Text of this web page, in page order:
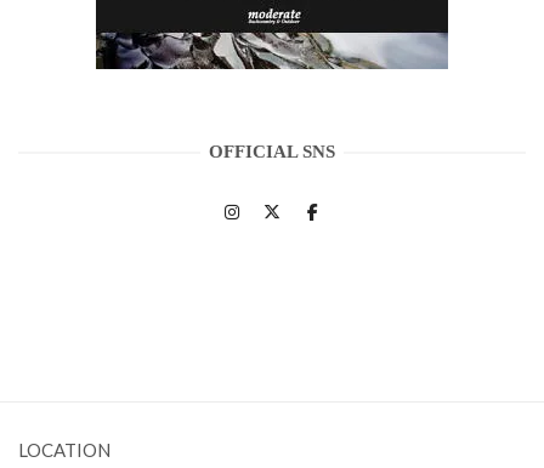
OFFICIAL SNS
LOCATION